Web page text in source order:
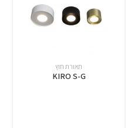
תאורת חוץ
KIRO S-G